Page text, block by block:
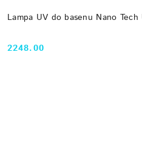
Lampa UV do basenu Nano
Cena:
2248.00